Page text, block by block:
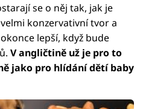
se o něj tak, jak je
konzervativní tvor a
lepší, když bude
V angličtině už je pro to
jako pro hlídání dětí baby